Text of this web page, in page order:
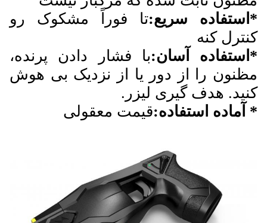
*استفاده سریع:تا فوراً مشکوک رو
کنترل کنه
*استفاده آسان:با فشار دادن پرنده،
مظنون را از دور یا از نزدیک بی هوش
کنید. هدف گیری لیزر.
* آماده استفاده:قیمت معقولی